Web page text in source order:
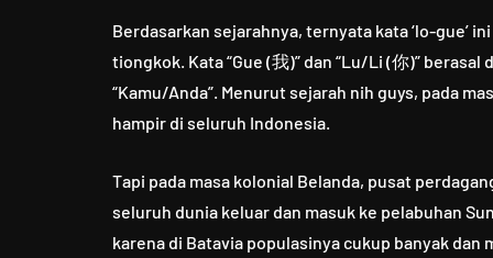
Berdasarkan sejarahnya, ternyata kata ‘lo-gue’
tiongkok. Kata “Gue (我)” dan “Lu/Li (你)”
“Kamu/Anda”. Menurut sejarah nih guys, pada
hampir di seluruh Indonesia.
Tapi pada masa kolonial Belanda, pusat
seluruh dunia keluar dan masuk ke pelabuhan
karena di Batavia populasinya cukup banyak